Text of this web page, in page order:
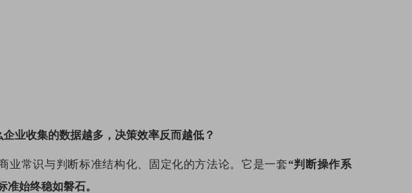
业收集的数据越多，决策效率反而越低？
业常识与判断标准结构化、固定化的方法论。它是一套“判断操作系
始终稳如磐石。